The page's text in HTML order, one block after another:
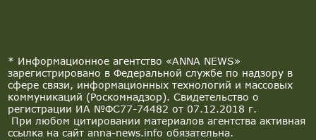
* Информационное агентство «ANNA NEWS»
зарегистрировано в Федеральной службе по надзору в
сфере связи, информационных технологий и массовых
коммуникаций (Роскомнадзор). Свидетельство о
регистрации ИА №ФС77-74482 от 07.12.2018 г.
При любом цитировании материалов агентства активная
ссылка на сайт anna-news.info обязательна.